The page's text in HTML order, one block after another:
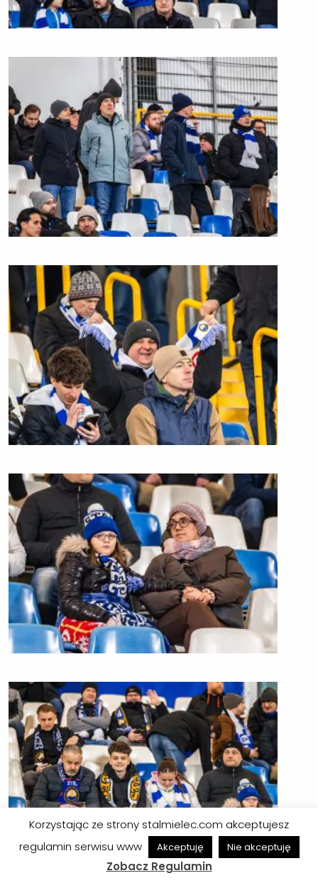
Korzystając ze strony stalmielec.com akceptujesz
regulamin serwisu www
Akceptuję Nie akceptuję
Zobacz Regulamin